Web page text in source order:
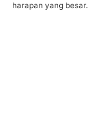
harapan yang besar.